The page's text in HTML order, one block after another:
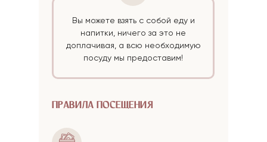
ПРАВИЛА ПОСЕЩЕНИЯ
Вы можете взять с собой еду и
напитки, ничего за это не
доплачивая, а всю необходимую
посуду мы предоставим!